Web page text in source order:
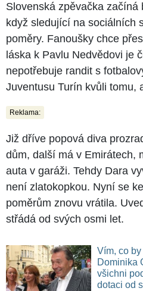
Slovenská zpěvačka začíná
když sledující na sociálních
poměry. Fanoušky chce
láska k Pavlu Nedvědovi je
nepotřebuje randit s
Juventusu Turín kvůli tomu,
Reklama:
Již dříve popová diva
dům, další má v Emirátech,
auta v garáži. Tehdy Dara
není zlatokopkou. Nyní se
poměrům znovu vrátila.
střádá od svých osmi let.
Vím, co
Dominika
všichni
dotaci od